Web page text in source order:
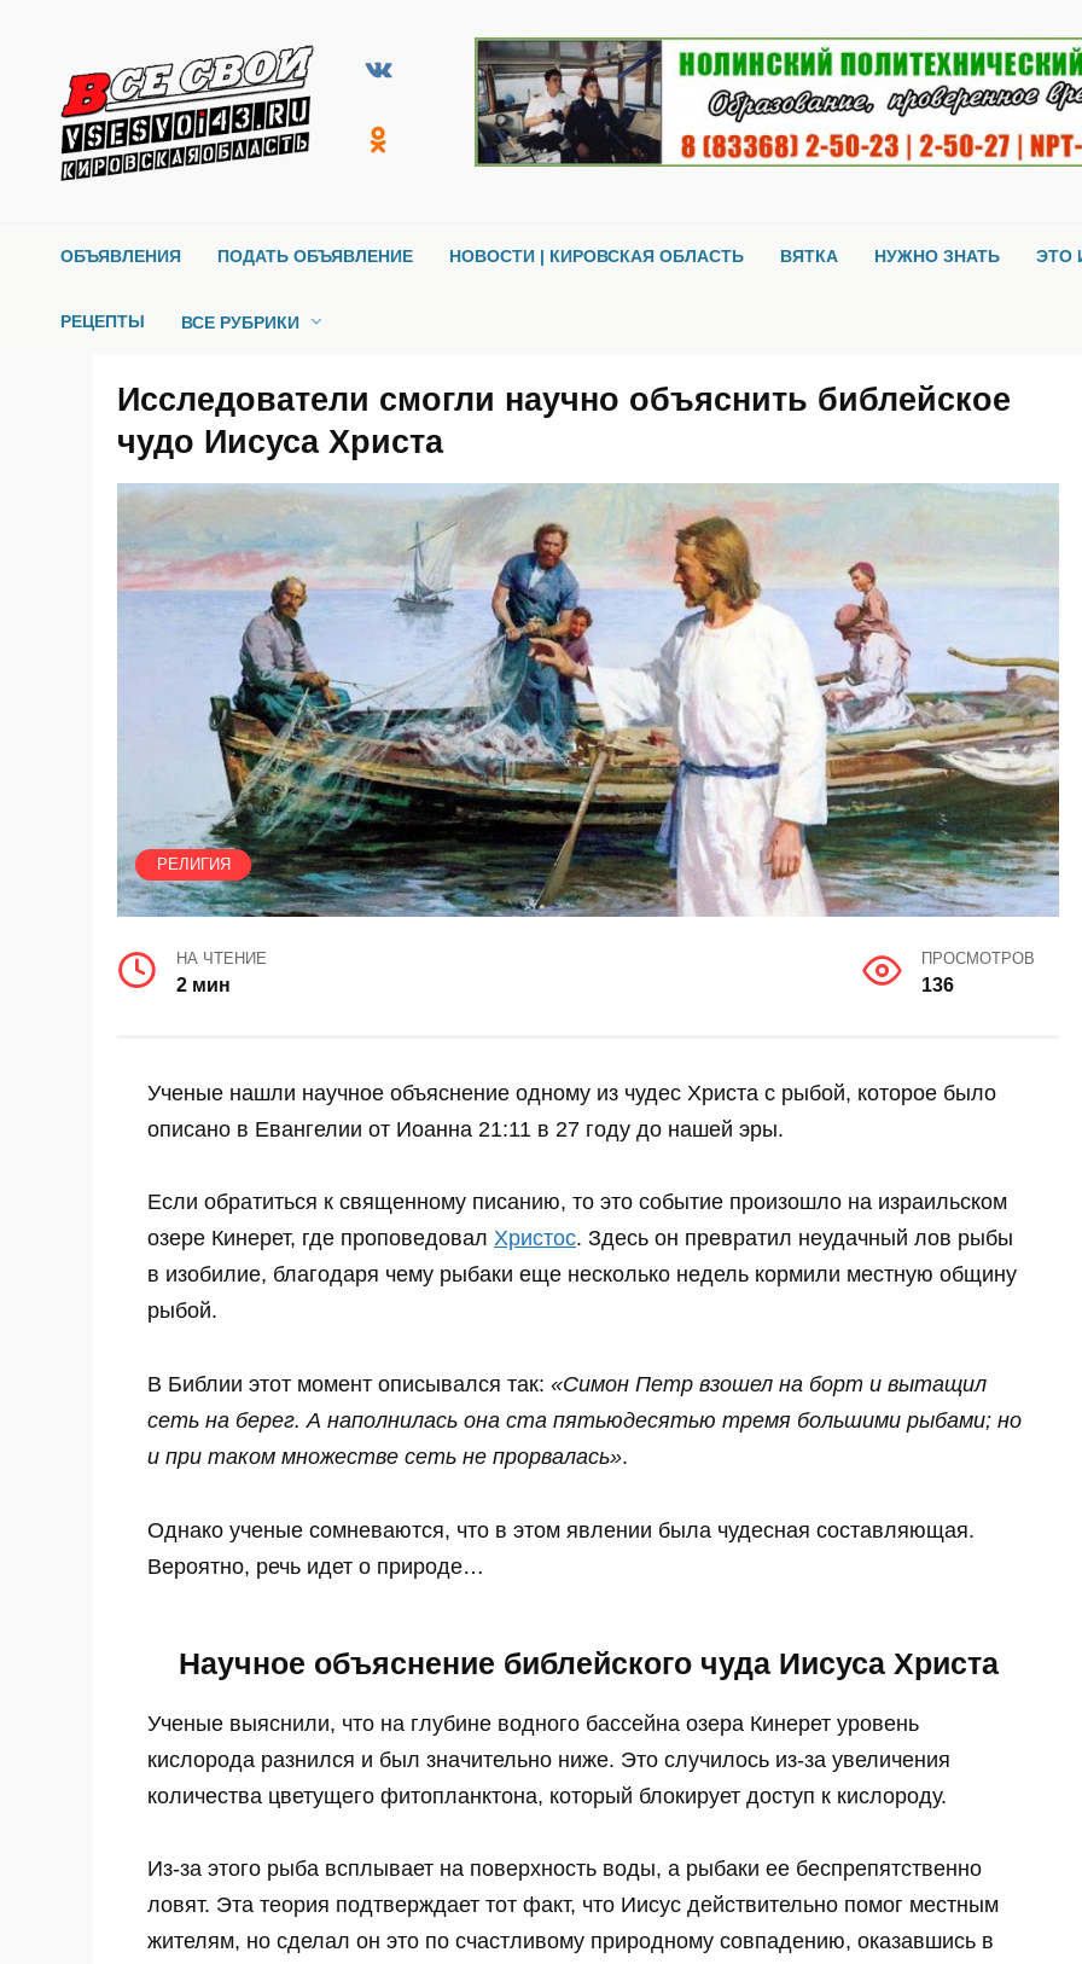
содержанию
ОБЪЯВЛЕНИЯ ПОДАТЬ ОБЪЯВЛЕНИЕ НОВОСТИ | КИРОВСКАЯ ОБЛАСТЬ ВЯТКА НУЖНО ЗНАТЬ ЭТО
РЕЦЕПТЫ ВСЕ РУБРИКИ
Исследователи смогли научно объяснить библейское
чудо Иисуса Христа
РЕЛИГИЯ
НА ЧТЕНИЕ
2 мин
ПРОСМОТРОВ
136
Ученые нашли научное объяснение одному из чудес Христа с рыбой, которое было
описано в Евангелии от Иоанна 21:11 в 27 году до нашей эры.
Если обратиться к священному писанию, то это событие произошло на израильском
озере Кинерет, где проповедовал Христос. Здесь он превратил неудачный лов рыбы
в изобилие, благодаря чему рыбаки еще несколько недель кормили местную общину
рыбой.
В Библии этот момент описывался так: «Симон Петр взошел на борт и вытащил
сеть на берег. А наполнилась она ста пятьюдесятью тремя большими рыбами; но
и при таком множестве сеть не прорвалась».
Однако ученые сомневаются, что в этом явлении была чудесная составляющая.
Вероятно, речь идет о природе…
Научное объяснение библейского чуда Иисуса Христа
Ученые выяснили, что на глубине водного бассейна озера Кинерет уровень
кислорода разнился и был значительно ниже. Это случилось из-за увеличения
количества цветущего фитопланктона, который блокирует доступ к кислороду.
Из-за этого рыба всплывает на поверхность воды, а рыбаки ее беспрепятственно
ловят. Эта теория подтверждает тот факт, что Иисус действительно помог местным
жителям, но сделал он это по счастливому природному совпадению, оказавшись в
Ролик длится пару секунд, но вы
будете в шоке от увиденного
смеяться вы будете долго